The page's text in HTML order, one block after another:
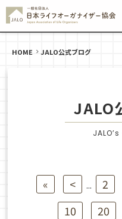
HOME JALO公式ブログ
JALO
« < ... 2
10 20